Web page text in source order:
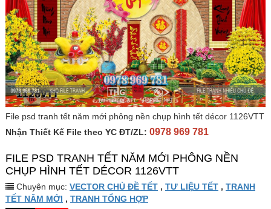
File psd tranh tết năm mới phông nền chụp hình tết décor 1126VTT
Nhận Thiết Kế File theo YC ĐT/ZL: 0978 969 781
FILE PSD TRANH TẾT NĂM MỚI PHÔNG NỀN
CHỤP HÌNH TẾT DÉCOR 1126VTT
Chuyên mục: VECTOR CHỦ ĐỀ TẾT , TƯ LIỆU TẾT , TRANH
TẾT NĂM MỚI , TRANH TỔNG HỢP